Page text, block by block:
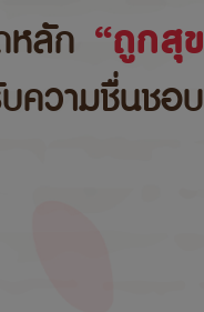
หลัก “ถูกสุ
บความชื่นช